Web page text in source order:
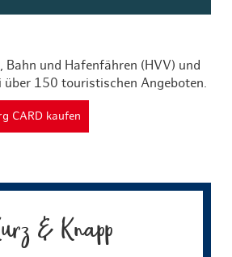
Bahn und Hafenfähren (HVV) und
über 150 touristischen Angeboten.
CARD kaufen
& Knapp